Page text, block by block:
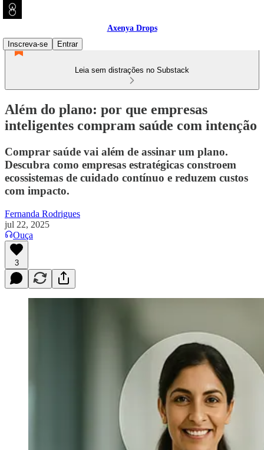
Axenya Drops
Inscreva-se
Entrar
Leia sem distrações no Substack
Além do plano: por que empresas
inteligentes compram saúde com intenção
Comprar saúde vai além de assinar um plano.
Descubra como empresas estratégicas constroem
ecossistemas de cuidado contínuo e reduzem custos
com impacto.
Fernanda Rodrigues
jul 22, 2025
Ouça
3